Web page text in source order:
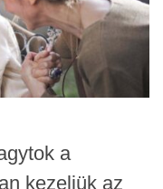
a
kezeljük az